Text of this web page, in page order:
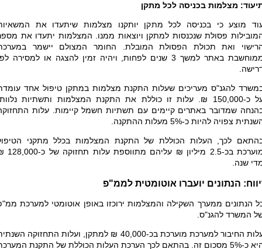
מצלמות בכניסה לכל מתקן
מוצע כי בכניסה לכל מתקן יותקנו מצלמות שיתעדו את
פסולת שנכנסות למתקן ויוצאות ממנו. המצלמות יתעדו את
ואת תכולת הפסולת המובלת. החומר המצולם יישמר
ממוחשבת באתר למשך 3 שנים לפחות, ויהיה זמין להצגה או למסירה
להגנ"ס מעריכים שעלות התקנת מצלמות במתקן טיפול אחד
על כ-150,000 ₪. עלות זו כוללת את התקנת המצלמות ותשתיות
שמדובר באתרים קיימים עם תשתיות חשמל קיימות. עלות
צפויה להיות כ-5% מעלות ההתקנה.
לכך, העלות הכוללת של התקנת המצלמות בכלל מתקני
מוערכת בכ-2.5 מיליון
שנה.
הנתונים יועברו אוטומטית לממ"פ
הנתונים ממערך השקילה והמצלמות ירוכזו באופן אוטומטי למערכת
המשרד להגנ"ס.
עלות החיבור למערכת מוערכת בכ-40,000 ₪ למתקן, ועלות התחזוקה
היא כ-5% מסכום זה. בהתאם לכך הערכת העלות הכוללת של התקנת